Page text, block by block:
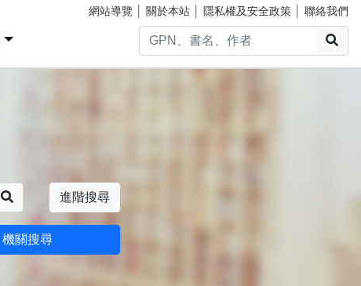
網站導覽 關於本站 隱私權及安全政策 聯絡我們
進階搜尋
機關搜尋